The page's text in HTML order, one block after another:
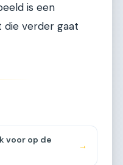
is een
die verder gaat
voor op de
→